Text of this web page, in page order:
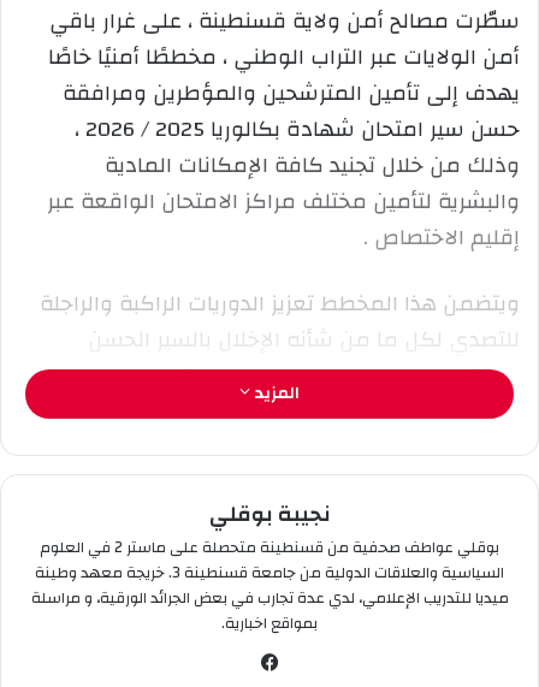
ي
د
إ
ل
ك
ت
ي
ا
سطّرت مصالح أمن ولاية قسنطينة ، على غرار باقي
أمن الولايات عبر التراب الوطني ، مخططًا أمنيًا خاصًا
يهدف إلى تأمين المترشحين والمؤطرين ومرافقة
حسن سير امتحان شهادة بكالوريا 2025 / 2026 ،
وذلك من خلال تجنيد كافة الإمكانات المادية
والبشرية لتأمين مختلف مراكز الامتحان الواقعة عبر
إقليم الاختصاص .
ويتضمن هذا المخطط تعزيز الدوريات الراكبة والراجلة
للتصدي لكل ما من شأنه الإخلال بالسير الحسن
للامتحانات ، إلى جانب ضمان انسيابية مرورية وتسهيل
حركة السير، خاصة على مستوى المحاور الرئيسية
والطرق المؤدية إلى مراكز الامتحان. كما تم تخصيص
تشكيلات شرطية لمرافقة عمليات نقل مواضيع
الامتحانات ، مع الاستعانة بمنظومة كاميرات الحماية
لتنسيق عمل الفرق الميدانية ومتابعة حركة المرور
بصفة آنية.
وبالتوازي مع هذه الإجراءات ، تدعو مصالح أمن ولاية
المزيد
نجيبة بوقلي
بوقلي عواطف صحفية من قسنطينة متحصلة على ماستر 2 في العلوم
السياسية والعلاقات الدولية من جامعة قسنطينة 3. خريجة معهد وطينة
ميديا للتدريب الإعلامي، لدي عدة تجارب في بعض الجرائد الورقية، و مراسلة
بمواقع اخبارية.